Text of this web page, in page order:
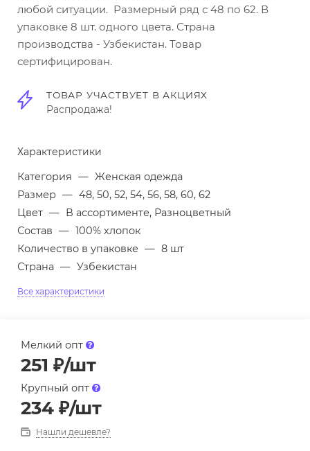
любой ситуации. Размерный ряд с 48 по 62. В
упаковке 8 шт. одного цвета. Страна
производства - Узбекистан. Товар
сертифицирован.
ТОВАР УЧАСТВУЕТ В АКЦИЯХ
Распродажа!
Характеристики
Категория — Женская одежда
Размер — 48, 50, 52, 54, 56, 58, 60, 62
Цвет — В ассортименте, Разноцветный
Состав — 100% хлопок
Количество в упаковке — 8 шт
Страна — Узбекистан
Все характеристики
Мелкий опт
251 ₽/шт
Крупный опт
234 ₽/шт
Нашли дешевле?